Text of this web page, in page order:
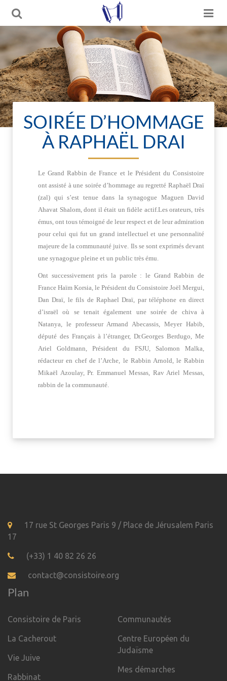
SOIRÉE D’HOMMAGE
À RAPHAËL DRAI
Le Grand Rabbin de France et le Président du Consistoire
ont assisté à une soirée d’hommage au regretté Raphaël Draï
(zal) qui s’est tenue dans la synagogue Maguen David
Ahavat Shalom, dont il était un fidèle actif.Les orateurs, très
émus, ont tous témoigné de leur respect et de leur admiration
pour celui qui fut un grand intellectuel et une personnalité
majeure de la communauté juive. Ils se sont exprimés devant
une synagogue pleine et un public très ému.
Ont successivement pris la parole : le Grand Rabbin de
France Haïm Korsia, le Président du Consistoire Joël Mergui,
Dan Draï, le fils de Raphael Draï, par téléphone en direct
d’israël où se tenait également une soirée de chiva à
Natanya, le professeur Armand Abecassis, Meyer Habib,
député des Français à l’étranger, Dr.Georges Berdugo, Me
Ariel Goldmann, Président du FSJU, Salomon Malka,
rédacteur en chef de l’Arche, le Rabbin Arnold, le Rabbin
Mikaël Azoulay, Pr. Emmanuel Messas, Rav Ariel Messas,
rabbin de la communauté.
17 rue St Georges Paris 9 / Place de Jérusalem Paris
17
(+33) 1 40 82 26 26
contact@consistoire.org
Plan
Consistoire de Paris
La Cacherout
Vie Juive
Rabbinat
Communautés
Centre Européen du
Judaïsme
Mes démarches